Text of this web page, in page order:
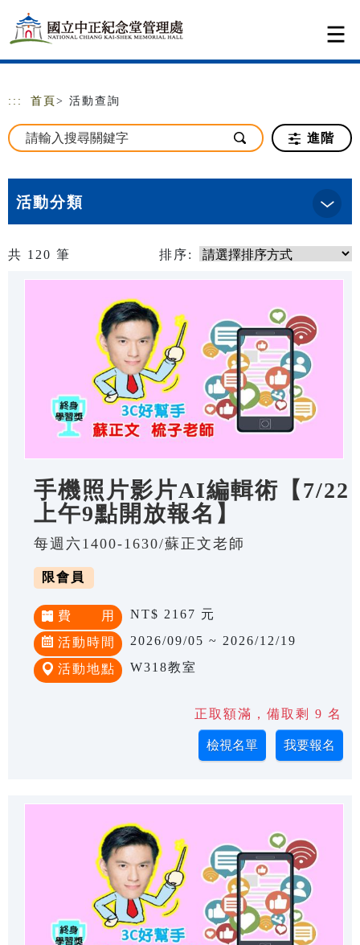
跳到主要內容
網站導覽
::: 首頁 > 活動查詢
進階
活動分類
共 120 筆 排序:
手機照片影片AI編輯術【7/22
上午9點開放報名】
每週六1400-1630/蘇正文老師
限會員
費 用 NT$ 2167 元
活動時間 2026/09/05 ~ 2026/12/19
活動地點 W318教室
正取額滿，備取剩 9 名